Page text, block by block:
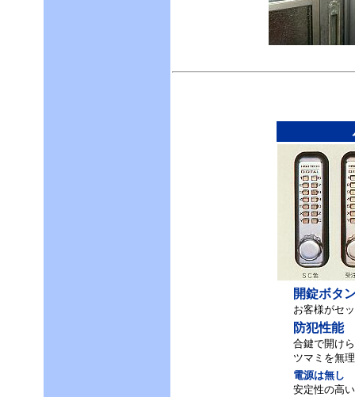
開錠ボタ
お客様がセ
防犯性能
合鍵で開け
ツマミを無
電源は無し
安定性の高